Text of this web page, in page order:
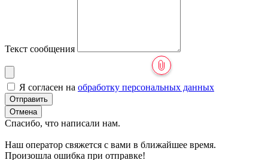
Текст сообщения
Я согласен на обработку персональных данных
Отправить
Отмена
Спасибо, что написали нам.
Наш оператор свяжется с вами в ближайшее время.
Произошла ошибка при отправке!